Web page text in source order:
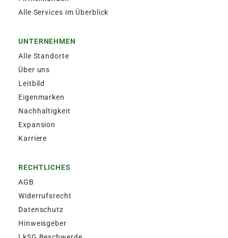
Alle Services im Überblick
UNTERNEHMEN
Alle Standorte
Über uns
Leitbild
Eigenmarken
Nachhaltigkeit
Expansion
Karriere
RECHTLICHES
AGB
Widerrufsrecht
Datenschutz
Hinweisgeber